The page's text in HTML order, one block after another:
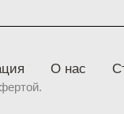
О нас